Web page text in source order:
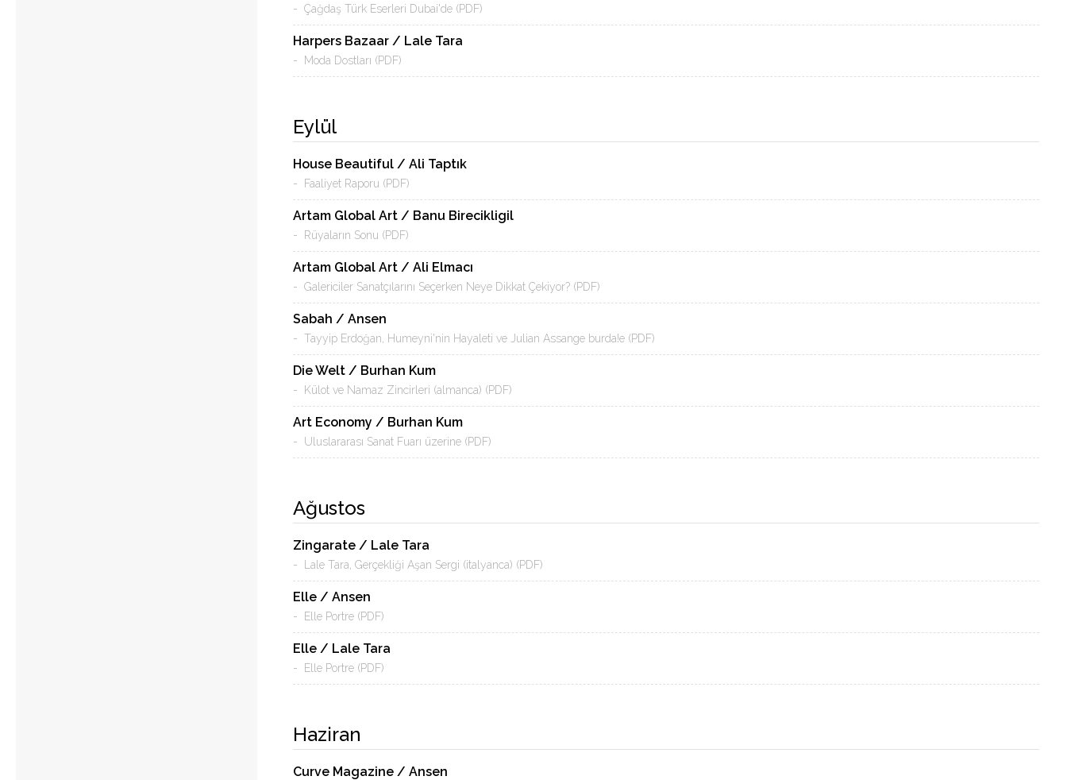
- Çağdaş Türk Eserleri Dubai'de (PDF)
Harpers Bazaar / Lale Tara
- Moda Dostları (PDF)
Eylül
House Beautiful / Ali Taptık
- Faaliyet Raporu (PDF)
Artam Global Art / Banu Birecikligil
- Rüyaların Sonu (PDF)
Artam Global Art / Ali Elmacı
- Galericiler Sanatçılarını Seçerken Neye Dikkat Çekiyor? (PDF)
Sabah / Ansen
- Tayyip Erdoğan, Humeyni'nin Hayaleti ve Julian Assange burda!e (PDF)
Die Welt / Burhan Kum
- Külot ve Namaz Zincirleri (almanca) (PDF)
Art Economy / Burhan Kum
- Uluslararası Sanat Fuarı üzerine (PDF)
Ağustos
Zingarate / Lale Tara
- Lale Tara, Gerçekliği Aşan Sergi (italyanca) (PDF)
Elle / Ansen
- Elle Portre (PDF)
Elle / Lale Tara
- Elle Portre (PDF)
Haziran
Curve Magazine / Ansen